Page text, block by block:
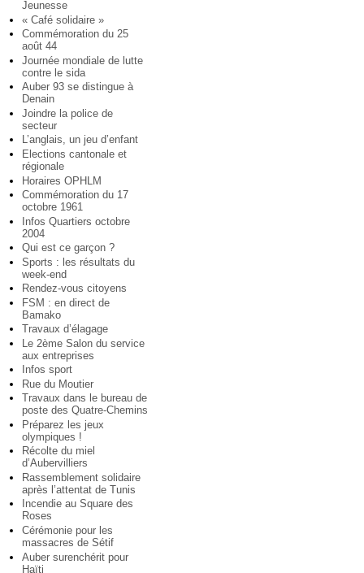
Jeunesse
« Café solidaire »
Commémoration du 25
août 44
Journée mondiale de lutte
contre le sida
Auber 93 se distingue à
Denain
Joindre la police de
secteur
L’anglais, un jeu d’enfant
Elections cantonale et
régionale
Horaires OPHLM
Commémoration du 17
octobre 1961
Infos Quartiers octobre
2004
Qui est ce garçon ?
Sports : les résultats du
week-end
Rendez-vous citoyens
FSM : en direct de
Bamako
Travaux d’élagage
Le 2ème Salon du service
aux entreprises
Infos sport
Rue du Moutier
Travaux dans le bureau de
poste des Quatre-Chemins
Préparez les jeux
olympiques !
Récolte du miel
d’Aubervilliers
Rassemblement solidaire
après l’attentat de Tunis
Incendie au Square des
Roses
Cérémonie pour les
massacres de Sétif
Auber surenchérit pour
Haïti